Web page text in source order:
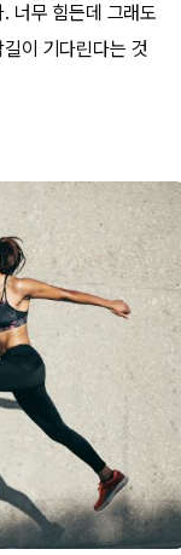
너무 힘든데 그래도
이 기다린다는 것